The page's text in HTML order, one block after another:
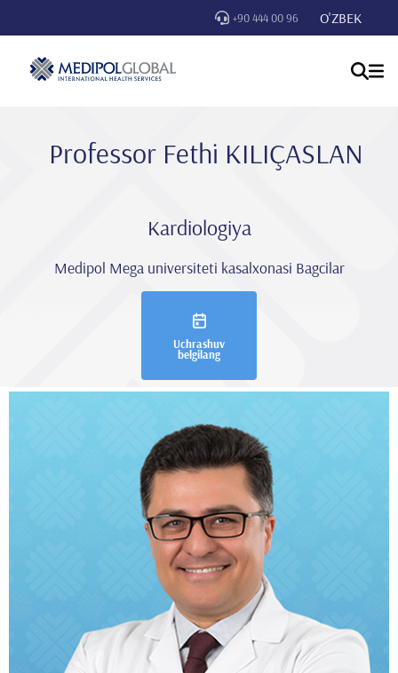
+90 444 00 96 O'ZBEK
Professor Fethi̇ KILIÇASLAN
Kardiologiya
Medipol Mega universiteti kasalxonasi Bagcilar
Uchrashuv
belgilang